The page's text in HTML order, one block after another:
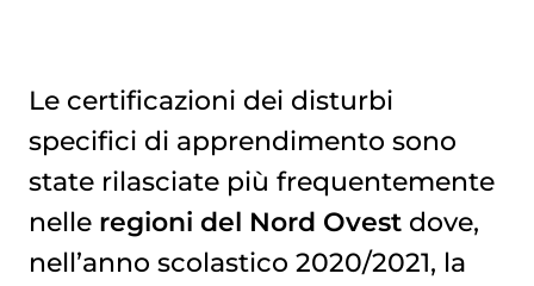
Le certificazioni dei disturbi
specifici di apprendimento sono
state rilasciate più frequentemente
nelle regioni del Nord Ovestdove,
nell’anno scolastico 2020/2021, la